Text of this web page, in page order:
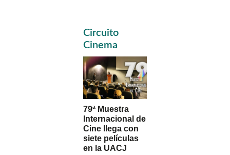
Primary
Sidebar
Circuito
Cinema
79ª Muestra
Internacional de
Cine llega con
siete películas
en la UACJ